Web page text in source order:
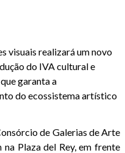
visuais realizará um novo
do IVA cultural e
garanta a
do ecossistema artístico
de Galerias de Arte
Plaza del Rey, em frente